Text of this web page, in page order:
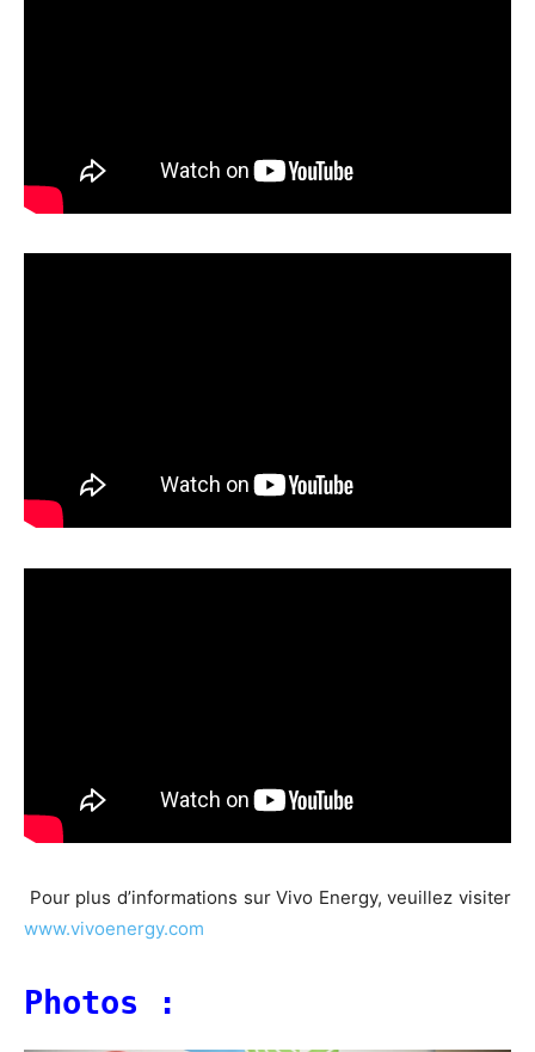
Pour plus d’informations sur Vivo Energy, veuillez visiter
www.vivoenergy.com
Photos :